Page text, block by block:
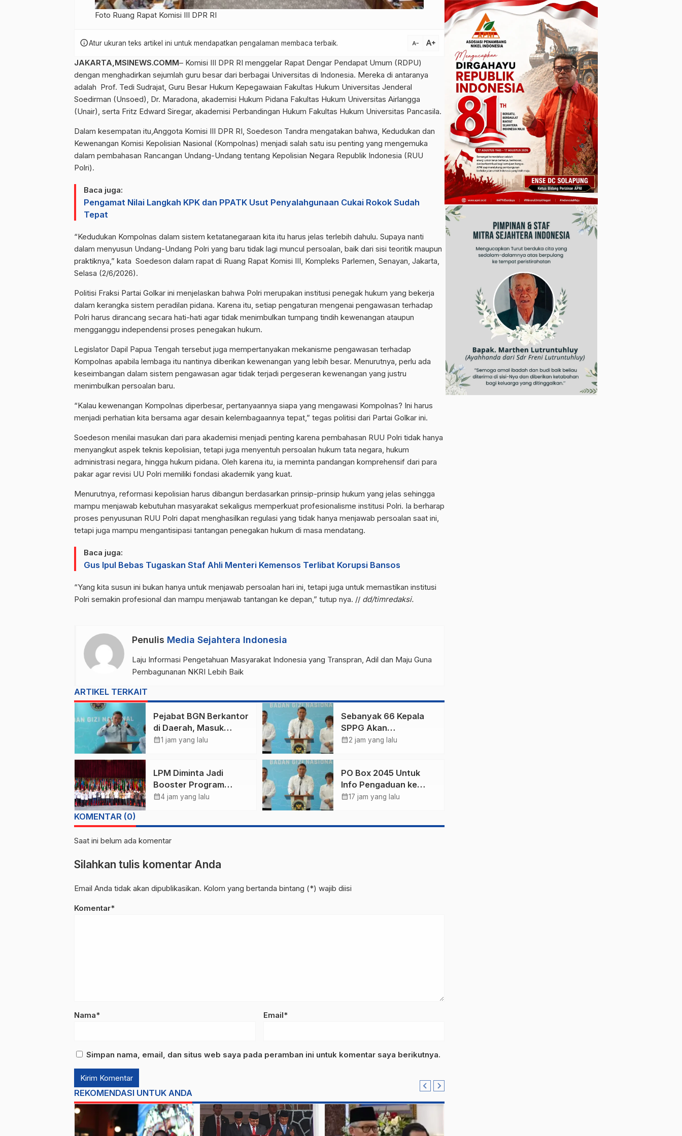
Foto Ruang Rapat Komisi III DPR RI
infoAtur ukuran teks artikel ini untuk mendapatkan pengalaman membaca terbaik. text_decrease text_increase
JAKARTA,MSINEWS.COMM– Komisi III DPR RI menggelar Rapat Dengar Pendapat Umum (RDPU)
dengan menghadirkan sejumlah guru besar dari berbagai Universitas di Indonesia. Mereka di antaranya
adalah Prof. Tedi Sudrajat, Guru Besar Hukum Kepegawaian Fakultas Hukum Universitas Jenderal
Soedirman (Unsoed), Dr. Maradona, akademisi Hukum Pidana Fakultas Hukum Universitas Airlangga
(Unair), serta Fritz Edward Siregar, akademisi Perbandingan Hukum Fakultas Hukum Universitas Pancasila.
Dalam kesempatan itu,Anggota Komisi III DPR RI, Soedeson Tandra mengatakan bahwa, Kedudukan dan
Kewenangan Komisi Kepolisian Nasional (Kompolnas) menjadi salah satu isu penting yang mengemuka
dalam pembahasan Rancangan Undang-Undang tentang Kepolisian Negara Republik Indonesia (RUU
Polri).
Baca juga:
Pengamat Nilai Langkah KPK dan PPATK Usut Penyalahgunaan Cukai Rokok Sudah
Tepat
“Kedudukan Kompolnas dalam sistem ketatanegaraan kita itu harus jelas terlebih dahulu. Supaya nanti
dalam menyusun Undang-Undang Polri yang baru tidak lagi muncul persoalan, baik dari sisi teoritik maupun
praktiknya,” kata Soedeson dalam rapat di Ruang Rapat Komisi III, Kompleks Parlemen, Senayan, Jakarta,
Selasa (2/6/2026).
Politisi Fraksi Partai Golkar ini menjelaskan bahwa Polri merupakan institusi penegak hukum yang bekerja
dalam kerangka sistem peradilan pidana. Karena itu, setiap pengaturan mengenai pengawasan terhadap
Polri harus dirancang secara hati-hati agar tidak menimbulkan tumpang tindih kewenangan ataupun
mengganggu independensi proses penegakan hukum.
Legislator Dapil Papua Tengah tersebut juga mempertanyakan mekanisme pengawasan terhadap
Kompolnas apabila lembaga itu nantinya diberikan kewenangan yang lebih besar. Menurutnya, perlu ada
keseimbangan dalam sistem pengawasan agar tidak terjadi pergeseran kewenangan yang justru
menimbulkan persoalan baru.
“Kalau kewenangan Kompolnas diperbesar, pertanyaannya siapa yang mengawasi Kompolnas? Ini harus
menjadi perhatian kita bersama agar desain kelembagaannya tepat,” tegas politisi dari Partai Golkar ini.
Soedeson menilai masukan dari para akademisi menjadi penting karena pembahasan RUU Polri tidak hanya
menyangkut aspek teknis kepolisian, tetapi juga menyentuh persoalan hukum tata negara, hukum
administrasi negara, hingga hukum pidana. Oleh karena itu, ia meminta pandangan komprehensif dari para
pakar agar revisi UU Polri memiliki fondasi akademik yang kuat.
Menurutnya, reformasi kepolisian harus dibangun berdasarkan prinsip-prinsip hukum yang jelas sehingga
mampu menjawab kebutuhan masyarakat sekaligus memperkuat profesionalisme institusi Polri. Ia berharap
proses penyusunan RUU Polri dapat menghasilkan regulasi yang tidak hanya menjawab persoalan saat ini,
tetapi juga mampu mengantisipasi tantangan penegakan hukum di masa mendatang.
Baca juga:
Gus Ipul Bebas Tugaskan Staf Ahli Menteri Kemensos Terlibat Korupsi Bansos
“Yang kita susun ini bukan hanya untuk menjawab persoalan hari ini, tetapi juga untuk memastikan institusi
Polri semakin profesional dan mampu menjawab tantangan ke depan,” tutup nya. // dd/timredaksi.
Penulis Media Sejahtera Indonesia
Laju Informasi Pengetahuan Masyarakat Indonesia yang Transpran, Adil dan Maju Guna
Pembagunanan NKRI Lebih Baik
ARTIKEL TERKAIT
Pejabat BGN Berkantor
di Daerah, Masuk
Jakarta Harus Izin
calendar_month1 jam yang lalu
Sebanyak 66 Kepala
SPPG Akan
Diberhentikan Tidak
calendar_month2 jam yang lalu
LPM Diminta Jadi
Booster Program
Pemerintah
calendar_month4 jam yang lalu
PO Box 2045 Untuk
Info Pengaduan ke
BGN,Demi
calendar_month17 jam yang lalu
KOMENTAR (0)
Saat ini belum ada komentar
Silahkan tulis komentar Anda
Email Anda tidak akan dipublikasikan. Kolom yang bertanda bintang (*) wajib diisi
Komentar*
Nama* Email*
Simpan nama, email, dan situs web saya pada peramban ini untuk komentar saya berikutnya.
REKOMENDASI UNTUK ANDA